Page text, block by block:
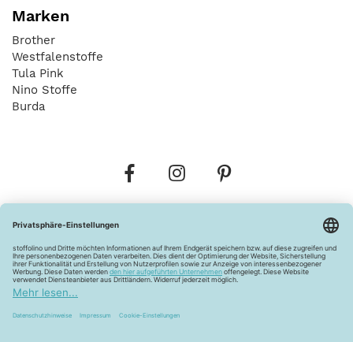
Marken
Brother
Westfalenstoffe
Tula Pink
Nino Stoffe
Burda
Widerrufsbelehrung Vertrag widerrufen
Barrierefreiheitserklärung